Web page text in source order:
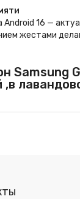
Android 16 —
жестами
Samsung
,в